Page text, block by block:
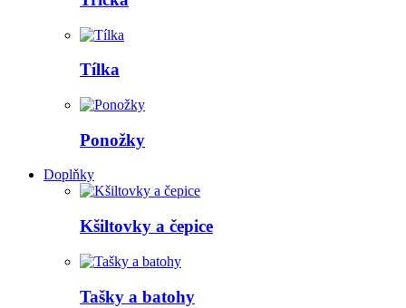
Tílka
Ponožky
Doplňky
Kšiltovky a čepice
Tašky a batohy